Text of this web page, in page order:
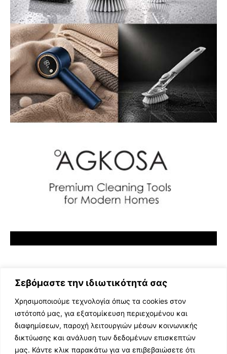
Σεβόμαστε την ιδιωτικότητά σας
Χρησιμοποιούμε τεχνολογία όπως τα cookies στον
ιστότοπό μας, για εξατομίκευση περιεχομένου και
διαφημίσεων, παροχή λειτουργιών μέσων κοινωνικής
δικτύωσης και ανάλυση των δεδομένων επισκεπτών
μας. Κάντε κλικ παρακάτω για να επιβεβαιώσετε ότι
ΕΛΛΗΝΙΚΗ ΜΟΥΣΙΚΗ
TV SHOWS